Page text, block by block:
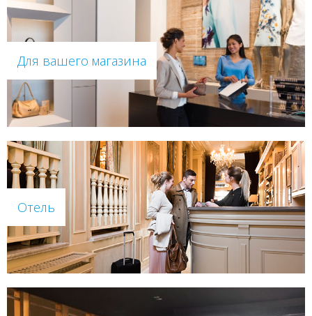
Для вашего магазина
Отель